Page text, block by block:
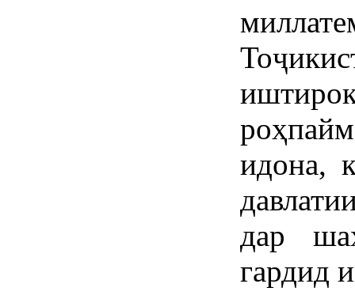
идона,
дар
гардид